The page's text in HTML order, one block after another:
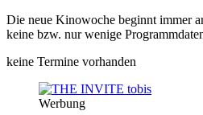
Die neue Kinowoche beginnt immer
keine bzw. nur wenige
keine Termine vorhanden
Werbung